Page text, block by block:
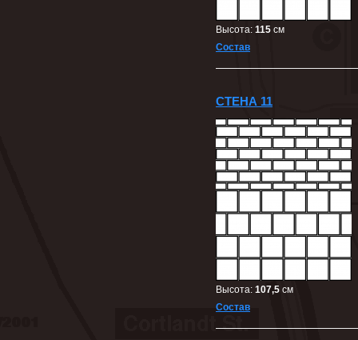
Высота: 115 cм
Состав
СТЕНА 11
Высота: 107,5 cм
Состав